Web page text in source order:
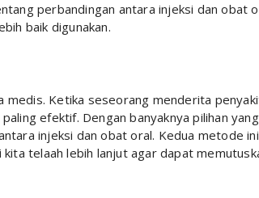
perbandingan antara injeksi dan obat
baik digunakan.
medis. Ketika seseorang menderita
efektif. Dengan banyaknya pilihan
injeksi dan obat oral. Kedua metode
telaah lebih lanjut agar dapat